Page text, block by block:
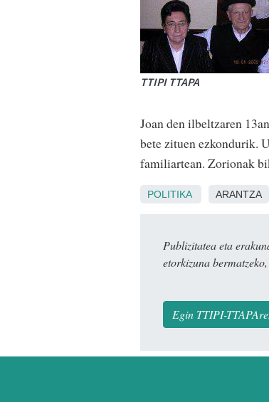
TTIPI TTAPA
Joan den ilbeltzaren
bete zituen ezkondurik.
familiartean. Zorionak
POLITIKA ARANTZA
Publizitatea eta
etorkizuna
Egin TTIPI-